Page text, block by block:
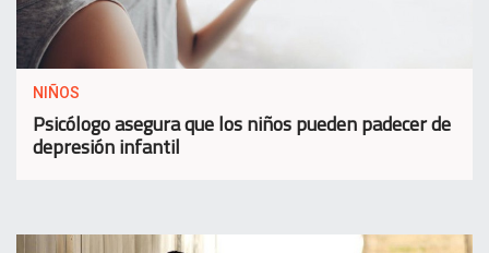
NIÑOS
Psicólogo asegura que los niños pueden padecer de
depresión infantil